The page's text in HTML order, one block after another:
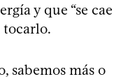
y que “se cae
tocarlo.
sabemos más o